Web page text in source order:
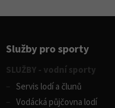
Služby pro sporty
SLUŽBY - vodní sporty
Servis lodí a člunů
Vodácká půjčovna lodí